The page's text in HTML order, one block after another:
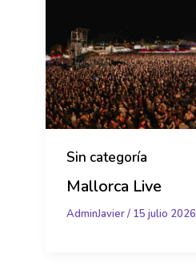
Sin categoría
Mallorca Live
AdminJavier/ 15 julio 2026